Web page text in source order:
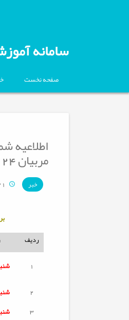
سامانه
صفحه نخست
مربیان 24 آبان ماه سال 1404
خبر
ردیف
1
2
3